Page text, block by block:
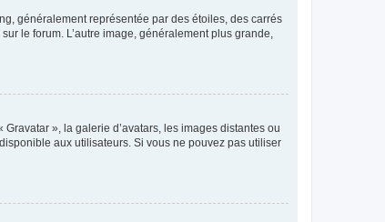
généralement représentée par des étoiles, des carrés
le forum. L’autre image, généralement plus grande,
», la galerie d’avatars, les images distantes ou
aux utilisateurs. Si vous ne pouvez pas utiliser